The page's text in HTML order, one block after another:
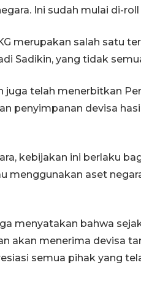
Ini sudah mulai di-
merupakan salah satu
Sadikin, yang tidak
juga telah menerbitkan
penyimpanan devisa
kebijakan ini berlaku
menggunakan aset
menyatakan bahwa
akan menerima devisa
semua pihak yang